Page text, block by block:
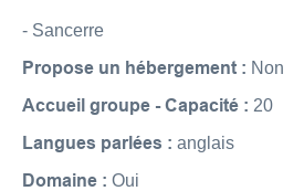
- Sancerre
Propose un hébergement : Non
Accueil groupe - Capacité : 20
Langues parlées : anglais
Domaine : Oui